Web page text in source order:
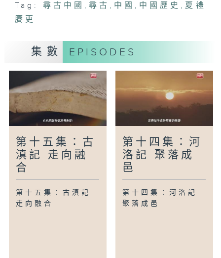
Tag: 尋古中國 , 尋古 , 中國 , 中國歷史 , 夏禮
賡更
集數 EPISODES
第十五集：古
滇記 走向融
合
第十五集：古滇記
走向融合
第十四集：河
洛記 聚落成
邑
第十四集：河洛記
聚落成邑